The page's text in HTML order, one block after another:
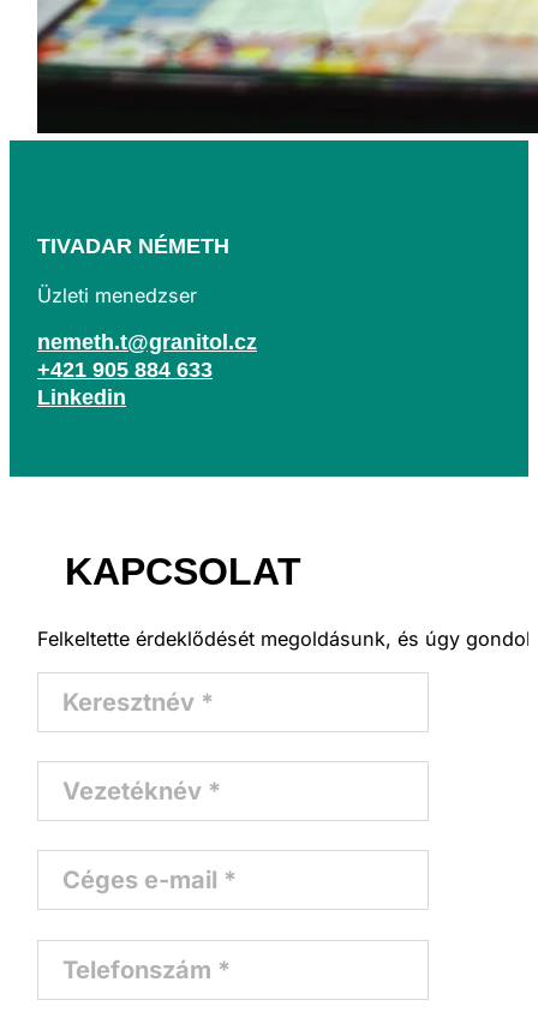
KAPCSOLAT
Felkeltette érdeklődését megoldásunk, és úgy
TIVADAR NÉMETH
Üzleti menedzser
nemeth.t@granitol.cz
+421 905 884 633
Linkedin